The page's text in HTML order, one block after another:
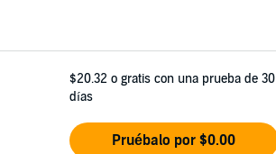
$20.32 o gratis con una prueba de 30
días
Pruébalo por $0.00